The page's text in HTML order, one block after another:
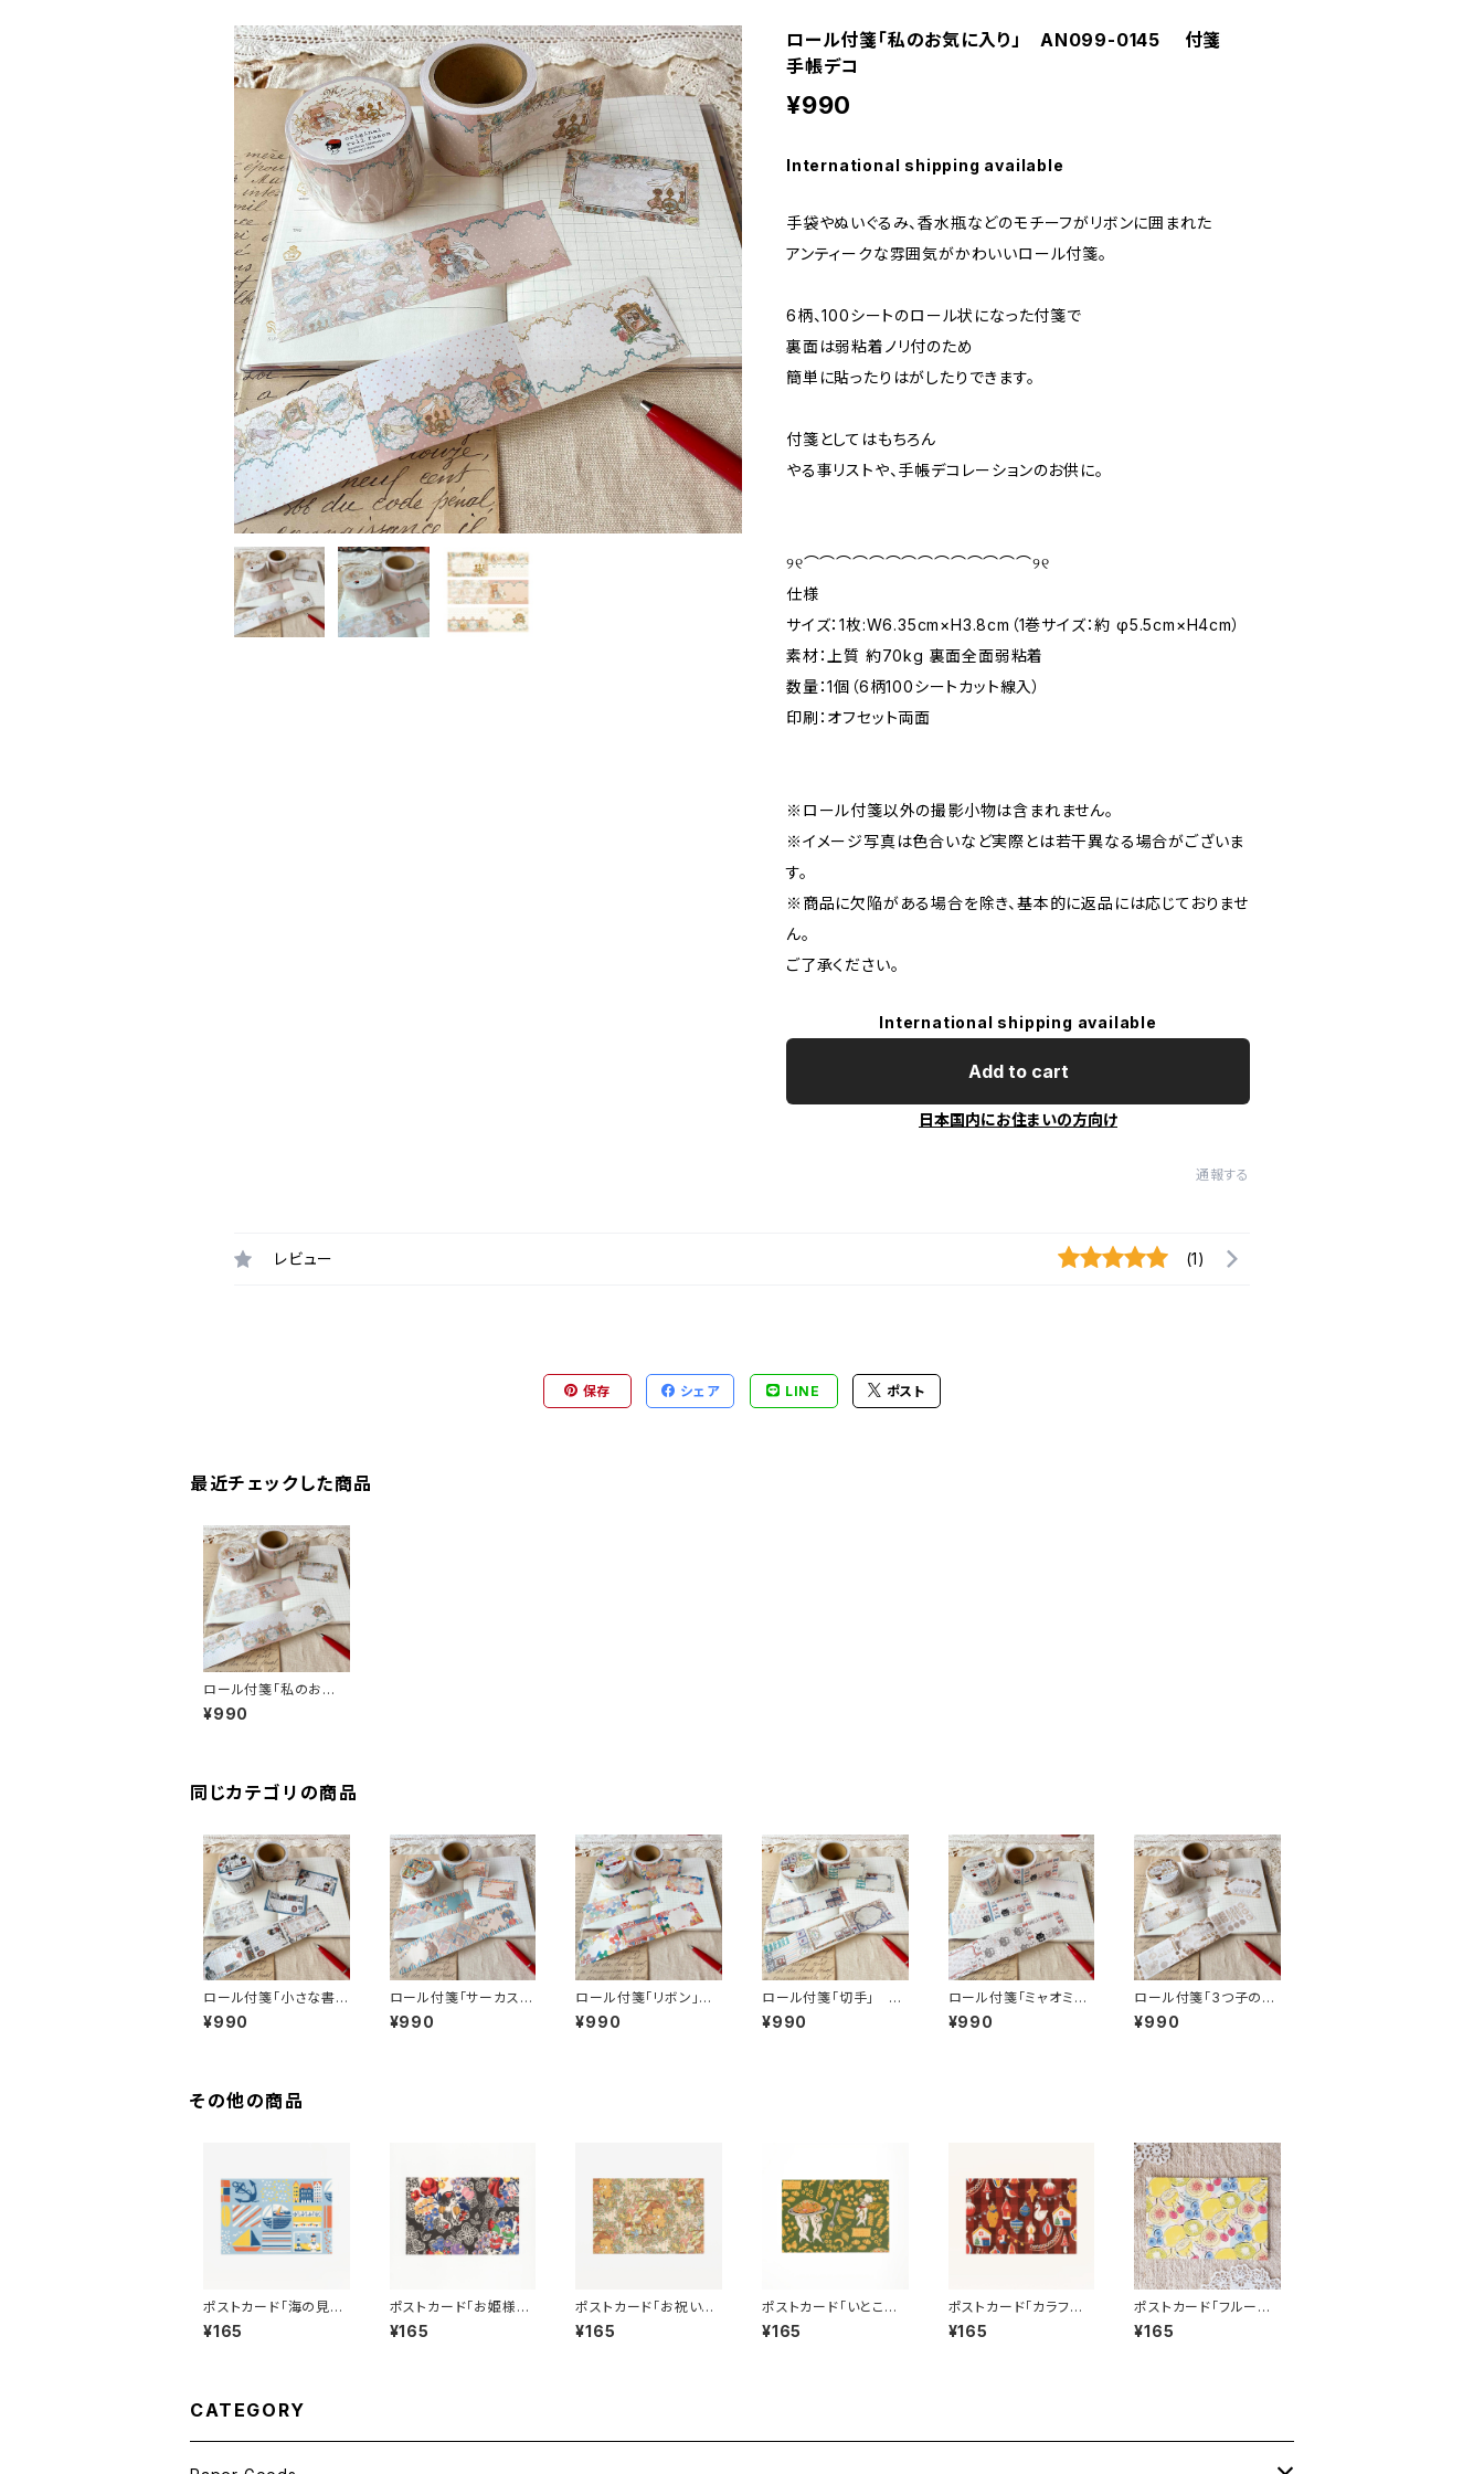
ロール付箋「私のお気に入り」 AN099-0145 付箋
手帳デコ
¥990
International shipping available
手袋やぬいぐるみ、香水瓶などのモチーフがリボンに囲まれた
アンティークな雰囲気がかわいいロール付箋。
6柄、100シートのロール状になった付箋で
裏面は弱粘着ノリ付のため
簡単に貼ったりはがしたりできます。
付箋としてはもちろん
やる事リストや、手帳デコレーションのお供に。
୨୧⌒⌒⌒⌒⌒⌒⌒⌒⌒⌒⌒⌒⌒⌒୨୧
仕様
サイズ：1枚:W6.35cm×H3.8cm（1巻サイズ：約 φ5.5cm×H4cm）
素材：上質 約70kg 裏面全面弱粘着
数量：1個（6柄100シートカット線入）
印刷：オフセット両面
※ロール付箋以外の撮影小物は含まれません。
※イメージ写真は色合いなど実際とは若干異なる場合がございま
す。
※商品に欠陥がある場合を除き、基本的に返品には応じておりませ
ん。
ご了承ください。
International shipping available
Add to cart
日本国内にお住まいの方向け
通報する
レビュー (1)
保存 シェア LINE ポスト
最近チェックした商品
ロール付箋「私のお気
に入り」 AN099-014
5 付箋 手帳デコ
¥990
同じカテゴリの商品
ロール付箋「小さな書
斎」 AN099-0155
付箋 手帳デコ
¥990
ロール付箋「サーカスと
移動遊園地」 AN099
-0147 付箋 手帳デ
¥990
ロール付箋「リボン」
AN099-0126 付
箋 手帳デコ
¥990
ロール付箋「切手」 A
N099-0011 付箋
手帳デコ
¥990
ロール付箋「ミャオミャ
オ」 AN099-0077
付箋 手帳デコ
¥990
ロール付箋「3つ子のパ
ン屋さん」 AN099-0
019 付箋 手帳デコ
¥990
その他の商品
ポストカード「海の見え
る街 ブルー」 １枚
ant!ant!!ant!!!
¥165
ポストカード「お姫様の
レース ブラック」 １
枚 ant!ant!!ant!!!
¥165
ポストカード「お祝いの
演奏会」 １枚 ant!a
nt!!ant!!!
¥165
ポストカード「いとこの
パスタ屋さん」 １枚
ant!ant!!ant!!!
¥165
ポストカード「カラフルx
mas 赤」 １枚 an
t!ant!!ant!!!
¥165
ポストカード「フルーツ」
１枚 ant!ant!!ant!!!
¥165
CATEGORY